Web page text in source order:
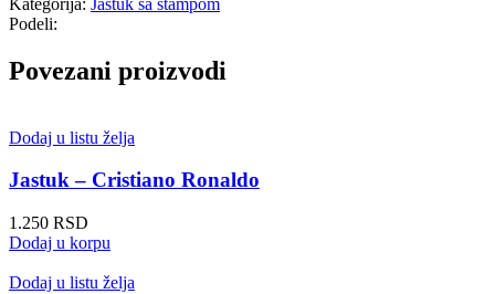
Podeli:
Povezani proizvodi
Dodaj u listu želja
Jastuk – Cristiano Ronaldo
1.250 RSD
Dodaj u korpu
Dodaj u listu želja